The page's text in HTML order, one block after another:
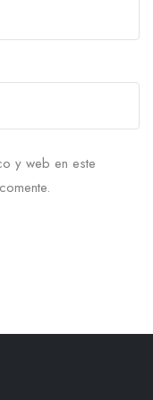
y web en este